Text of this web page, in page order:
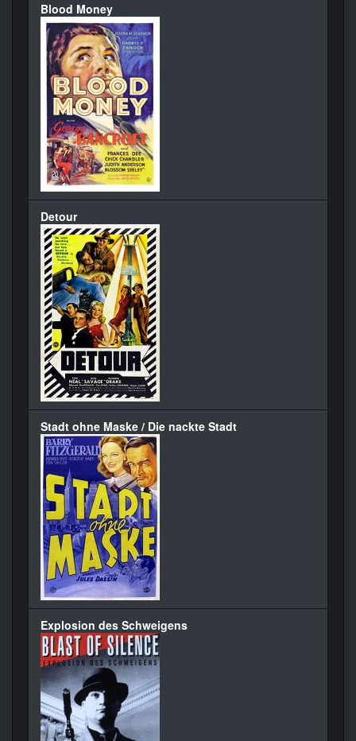
Blood Money
Detour
Stadt ohne Maske / Die nackte Stadt
Explosion des Schweigens